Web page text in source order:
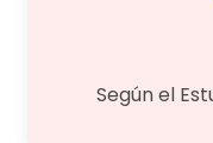
Según el